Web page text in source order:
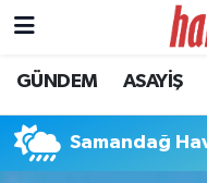
GÜNDEM ASAYİŞ
Samandağ
Tire Nöbetçi
Tire Hava